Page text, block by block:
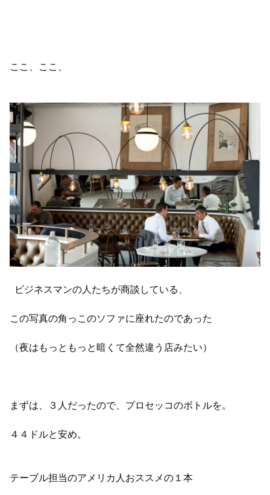
ここ、ここ、
ビジネスマンの人たちが商談している、
この写真の角っこのソファに座れたのであった
（夜はもっともっと暗くて全然違う店みたい）
まずは、３人だったので、プロセッコのボトルを。
４４ドルと安め。
テーブル担当のアメリカ人おススメの１本